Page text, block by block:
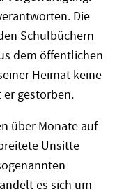
Die
Schulbüchern
dem öffentlichen
Heimat keine
er gestorben.
über Monate auf
Unsitte
es sich um